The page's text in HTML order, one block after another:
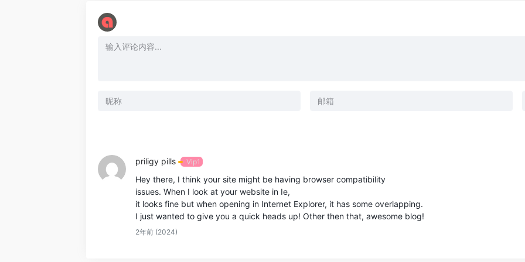
priligy pills Vip1
Hey there, I think your site might be having browser compatibility
issues. When I look at your website in Ie,
it looks fine but when opening in Internet Explorer, it has some overlapping.
I just wanted to give you a quick heads up! Other then that, awesome blog!
2年前 (2024)